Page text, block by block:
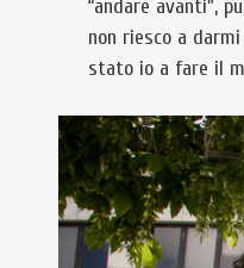
“andare avanti”,
non riesco a
stato io a fare il